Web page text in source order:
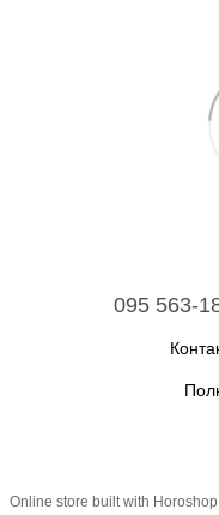
095 563-
Online store built with Horoshop